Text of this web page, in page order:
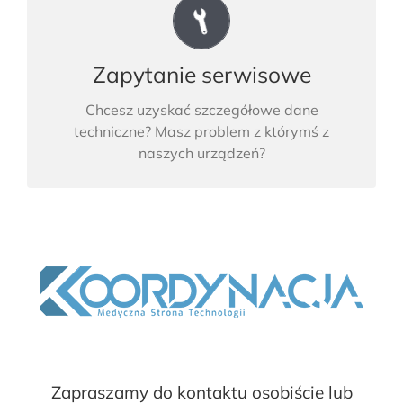
Zapytanie serwisowe
Chcesz uzyskać szczegółowe dane
techniczne? Masz problem z którymś z
naszych urządzeń?
Zapytanie serwisowe
Nasi serwisanci udzielą natychmiastowej
Zapraszamy do kontaktu osobiście lub